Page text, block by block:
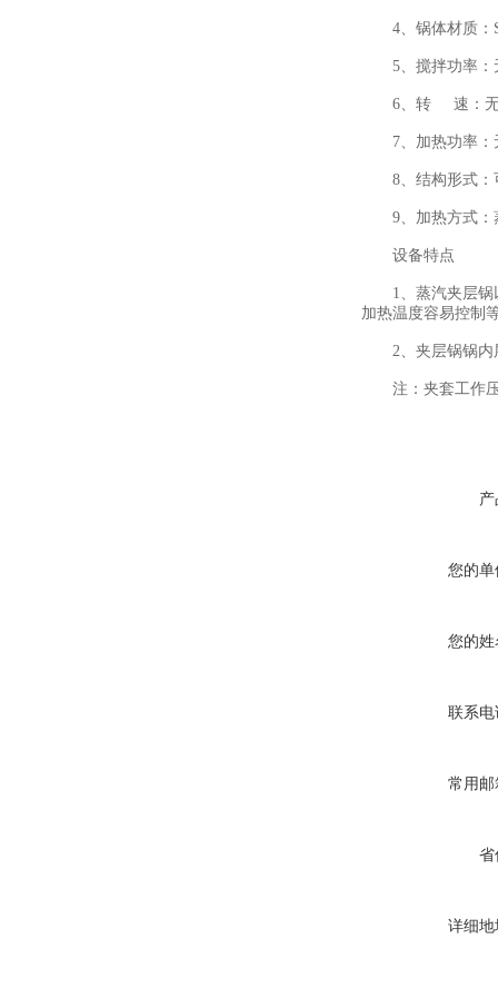
4、锅体材质：
5、搅拌功率：
6、转 速：
7、加热功率：
8、结构形式：
9、加热方式：
设备特点
1、蒸汽夹层锅以
加热温度容易控制
2、夹层锅锅内层
注：夹套工作压
您的单
您的姓
联系电
常用邮
省
详细地